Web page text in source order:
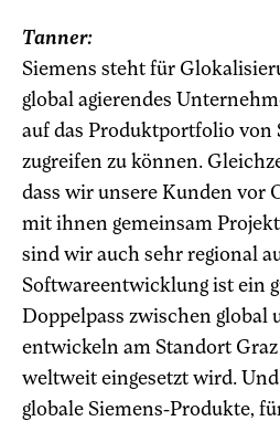
Tanner:
Siemens steht für
global agierendes
auf das Produktportfolio von
zugreifen zu können.
dass wir unsere Kunden vor
mit ihnen gemeinsam
sind wir auch sehr regional
Softwareentwicklung ist ein
Doppelpass zwischen global
entwickeln am Standort
weltweit eingesetzt wird.
globale Siemens-Produkte,